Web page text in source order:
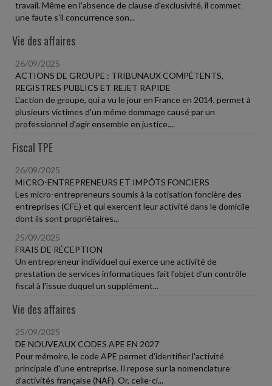
travail. Même en l'absence de clause d'exclusivité, il commet
une faute s'il concurrence son...
Vie des affaires
26/09/2025
ACTIONS DE GROUPE : TRIBUNAUX COMPÉTENTS,
REGISTRES PUBLICS ET REJET RAPIDE
L'action de groupe, qui a vu le jour en France en 2014, permet à
plusieurs victimes d'un même dommage causé par un
professionnel d'agir ensemble en justice....
Fiscal TPE
26/09/2025
MICRO-ENTREPRENEURS ET IMPÔTS FONCIERS
Les micro-entrepreneurs soumis à la cotisation foncière des
entreprises (CFE) et qui exercent leur activité dans le domicile
dont ils sont propriétaires...
25/09/2025
FRAIS DE RÉCEPTION
Un entrepreneur individuel qui exerce une activité de
prestation de services informatiques fait l'objet d'un contrôle
fiscal à l'issue duquel un supplément...
Vie des affaires
25/09/2025
DE NOUVEAUX CODES APE EN 2027
Pour mémoire, le code APE permet d'identifier l'activité
principale d'une entreprise. Il repose sur la nomenclature
d'activités française (NAF). Or, celle-ci...